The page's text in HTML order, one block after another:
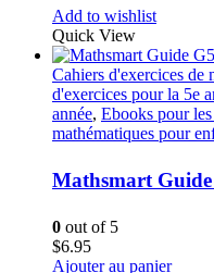
Add to wishlist
Quick View
Cahiers d'exercices de
d'exercices pour la 5e
année, Ebooks pour
mathématiques pour
Mathsmart
0 out of 5
$6.95
Ajouter au panier